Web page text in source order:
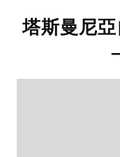
塔斯曼尼